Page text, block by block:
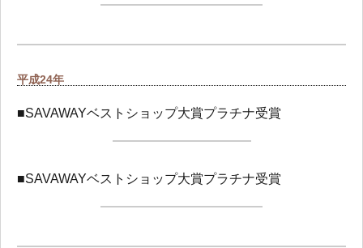
平成24年
■SAVAWAYベストショップ大賞プラチナ受賞
■SAVAWAYベストショップ大賞プラチナ受賞